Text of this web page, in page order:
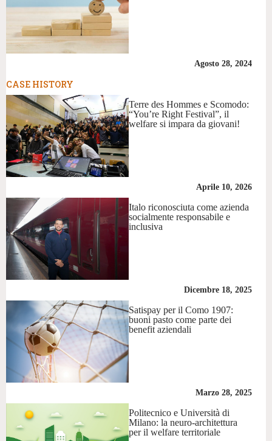
Agosto 28, 2024
CASE HISTORY
Terre des Hommes e Scomodo:
“You’re Right Festival”, il
welfare si impara da giovani!
Aprile 10, 2026
Italo riconosciuta come azienda
socialmente responsabile e
inclusiva
Dicembre 18, 2025
Satispay per il Como 1907:
buoni pasto come parte dei
benefit aziendali
Marzo 28, 2025
Politecnico e Università di
Milano: la neuro-architettura
per il welfare territoriale